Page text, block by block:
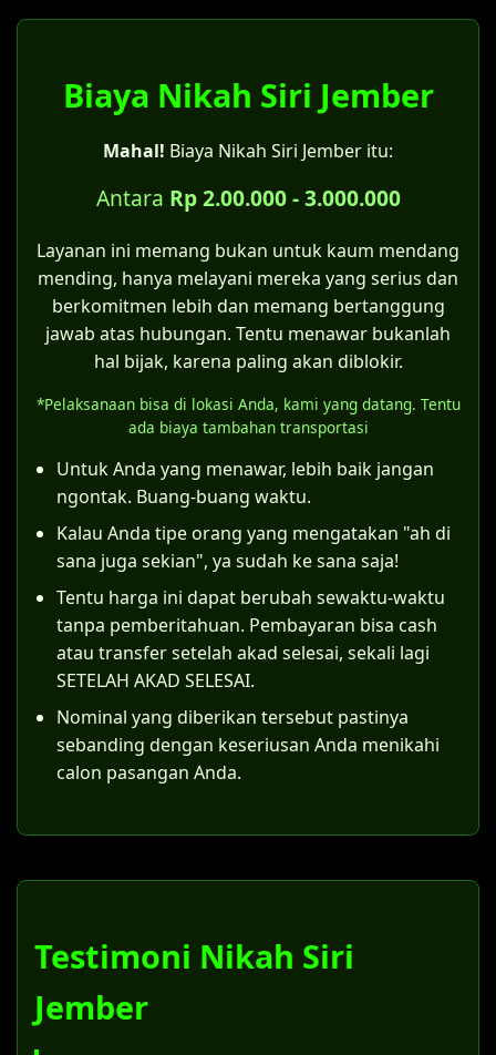
Disdukcapil tidak melakukan pencatatan
perkawinan.
keterangan "kawin belum tercatat".
Catatan penting:
Bagi pasangan yang menikah siri, sangat
disarankan untuk mengajukanitsbat nikah
di Pengadilan Agama Jemberterlebih
dahulu agar pernikahan tersebut sah
menurut hukum negara dan mendapatkan
Meskipun bisa membuat KK, status "kawin
hukum tersendiri, terutama terkait hak dan
kewajiban anak yang lahir dari pernikahan
tersebut.
Untuk pernikahan yang terjadi di era
1974.
Bagi pernikahan yang dilakukan oleh
memiliki halangan kawin menurut UU No.
1 Tahun 1974.
Kategori kelima inilah yang menjadi celah
hukum bagi pernikahan siri. Asalkan
semua rukun dan syarat sahnya nikah
sesuai hukum Islam (sebagaimana
ditegaskan Pasal 4 Kompilasi Hukum Islam),
maka itsbat nikah dapat diajukan.
Langkah konkretnya adalah suami dan istri
bersama-sama mendaftarkan permohonan
ke Pengadilan Agama di wilayah Jember.
Sebagai contoh, di Pengadilan Agama
Jember, pemohon harus mempersiapkan
dokumen-dokumen berikut:
Surat permohonan yang ditujukan
kepada Ketua Pengadilan Agama Jember.
Salinan identitas (KTP) dan Kartu
menikah siri di Jember (surat nikah siri
Surat konfirmasi dari KUA bahwa
pernikahan belum terdaftar.
Salinan Akta Cerai (bagi yang berstatus
Biaya Nikah Siri Jember
Mahal! Biaya Nikah Siri Jember itu:
Antara Rp 2.00.000 - 3.000.000
Layanan ini memang bukan untuk kaum mendang
mending, hanya melayani mereka yang serius dan
berkomitmen lebih dan memang bertanggung
jawab atas hubungan. Tentu menawar bukanlah
hal bijak, karena paling akan diblokir.
*Pelaksanaan bisa di lokasi Anda, kami yang datang. Tentu
ada biaya tambahan transportasi
Untuk Anda yang menawar, lebih baik jangan
ngontak. Buang-buang waktu.
Kalau Anda tipe orang yang mengatakan "ah di
sana juga sekian", ya sudah ke sana saja!
Tentu harga ini dapat berubah sewaktu-waktu
tanpa pemberitahuan. Pembayaran bisa cash
atau transfer setelah akad selesai, sekali lagi
SETELAH AKAD SELESAI.
Nominal yang diberikan tersebut pastinya
sebanding dengan keseriusan Anda menikahi
calon pasangan Anda.
Testimoni Nikah Siri
Jember